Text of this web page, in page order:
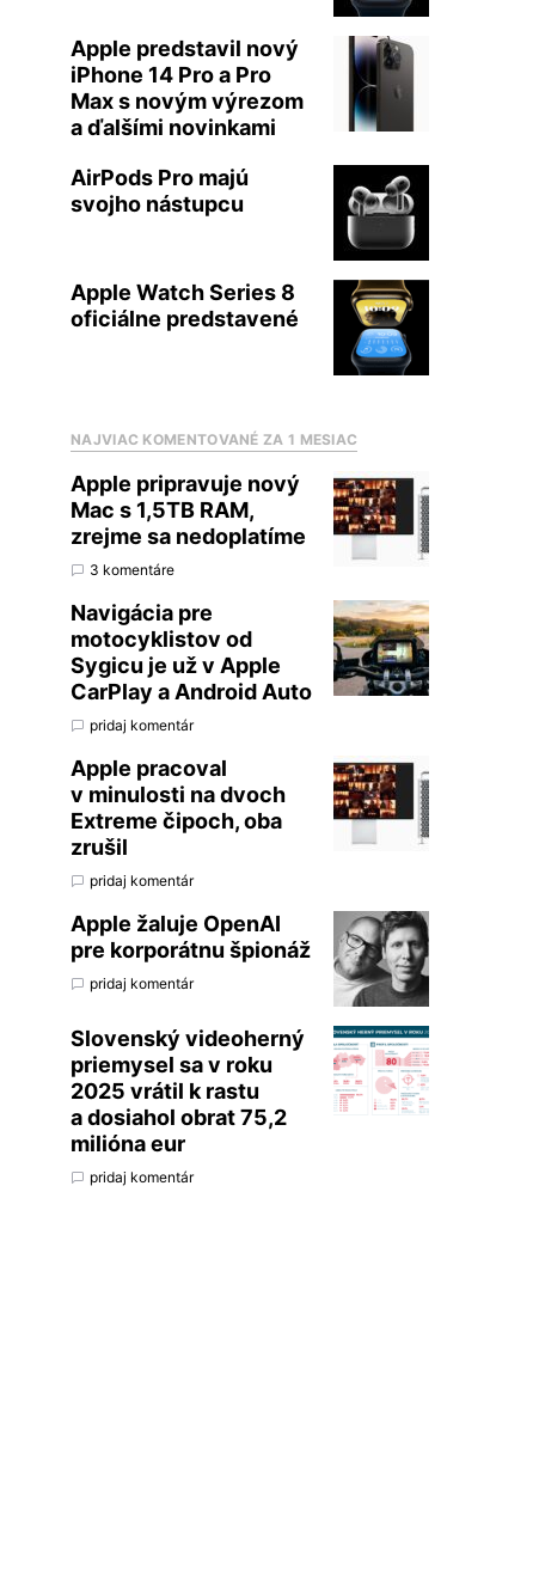
Apple predstavil nový
iPhone 14 Pro a Pro
Max s novým výrezom
a ďalšími novinkami
AirPods Pro majú
svojho nástupcu
Apple Watch Series 8
oficiálne predstavené
NAJVIAC KOMENTOVANÉ ZA 1 MESIAC
Apple pripravuje nový
Mac s 1,5TB RAM,
zrejme sa nedoplatíme
3 komentáre
Navigácia pre
motocyklistov od
Sygicu je už v Apple
CarPlay a Android Auto
pridaj komentár
Apple pracoval
v minulosti na dvoch
Extreme čipoch, oba
zrušil
pridaj komentár
Apple žaluje OpenAI
pre korporátnu špionáž
pridaj komentár
Slovenský videoherný
priemysel sa v roku
2025 vrátil k rastu
a dosiahol obrat 75,2
milióna eur
pridaj komentár